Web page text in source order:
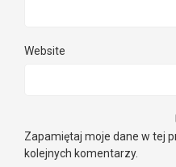
Website
Zapamiętaj moje dane w tej
kolejnych komentarzy.